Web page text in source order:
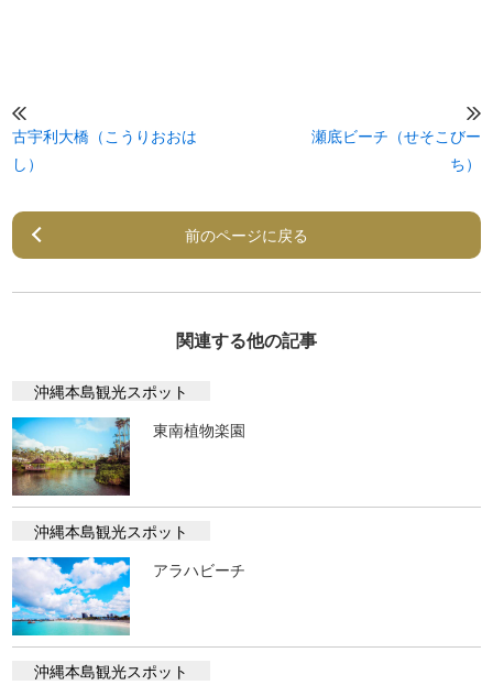
古宇利大橋（こうりおおは
し）
瀬底ビーチ（せそこびー
ち）
前のページに戻る
関連する他の記事
沖縄本島観光スポット
東南植物楽園
沖縄本島観光スポット
アラハビーチ
沖縄本島観光スポット